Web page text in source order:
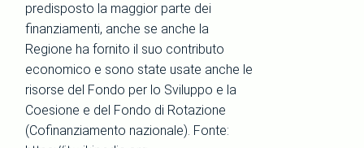
predisposto la maggior parte dei
finanziamenti, anche se anche la
Regione ha fornito il suo contributo
economico e sono state usate anche le
risorse del Fondo per lo Sviluppo e la
Coesione e del Fondo di Rotazione
(Cofinanziamento nazionale). Fonte: